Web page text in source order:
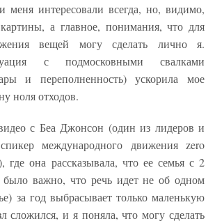
меня интересовали всегда, но, видимо,
а главное, понимания, что для
вещей могу сделать лично я.
с подмосковными свалками
и переполненность) ускорила мое
ноля отходов.
с Беа Джонсон (один из лидеров и
международного движения zero
где она рассказывала, что ее семья с 2
было важно, что речь идет не об одном
за год выбрасывает только маленькую
сложился, и я поняла, что могу сделать